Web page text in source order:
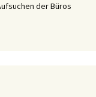
der Büros